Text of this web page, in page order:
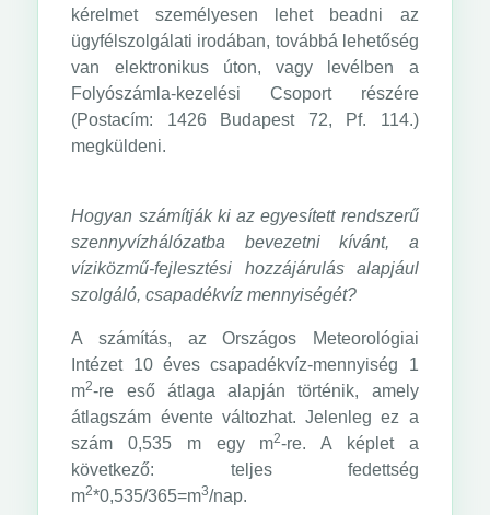
kérelmet személyesen lehet beadni az
ügyfélszolgálati irodában, továbbá lehetőség
van elektronikus úton, vagy levélben a
Folyószámla-kezelési Csoport részére
(Postacím: 1426 Budapest 72, Pf. 114.)
megküldeni.
Hogyan számítják ki az egyesített rendszerű
szennyvízhálózatba bevezetni kívánt, a
víziközmű-fejlesztési hozzájárulás alapjául
szolgáló, csapadékvíz mennyiségét?
A számítás, az Országos Meteorológiai
Intézet 10 éves csapadékvíz-mennyiség 1
m2-re eső átlaga alapján történik, amely
átlagszám évente változhat. Jelenleg ez a
szám 0,535 m egy m2-re. A képlet a
következő: teljes fedettség
m2*0,535/365=m3/nap.